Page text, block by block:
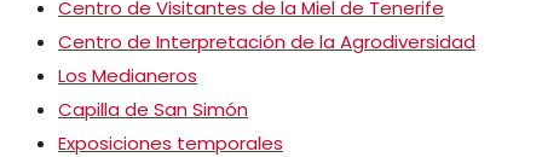
Centro de Visitantes de la Miel de Tenerife
Centro de Interpretación de la Agrodiversidad
Los Medianeros
Capilla de San Simón
Exposiciones temporales